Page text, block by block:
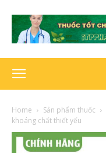
Home Sản phẩm thuốc
khoáng chất thiết yếu